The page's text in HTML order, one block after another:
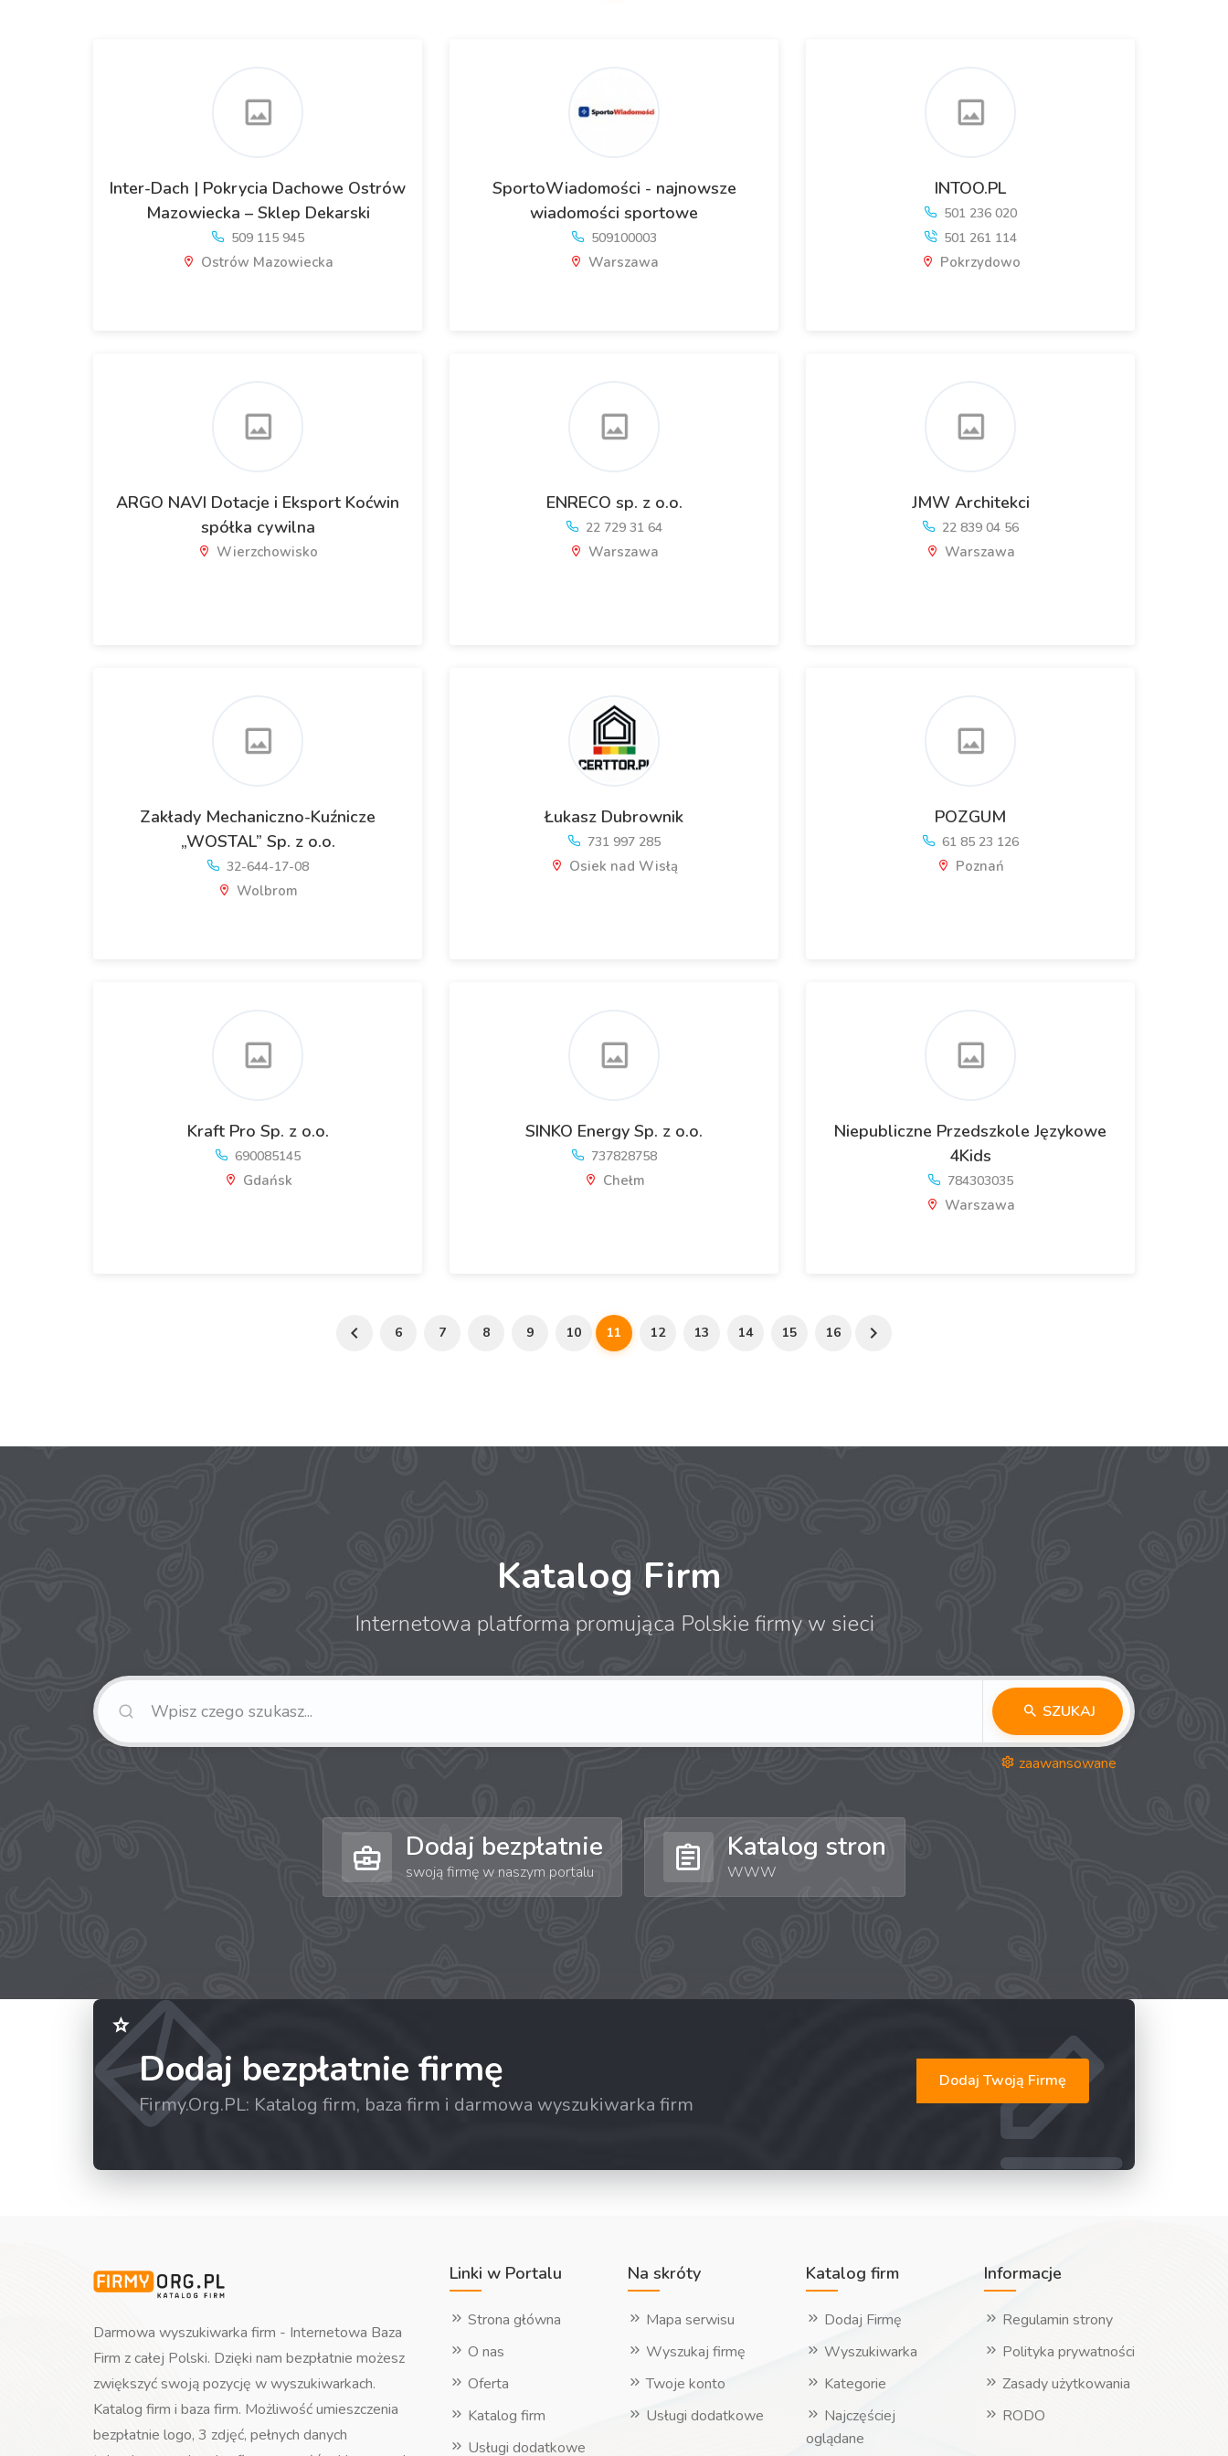
Inter-Dach | Pokrycia Dachowe Ostrów
Mazowiecka – Sklep Dekarski
509 115 945
Ostrów Mazowiecka
SportoWiadomości - najnowsze
wiadomości sportowe
509100003
Warszawa
INTOO.PL
501 236 020
501 261 114
Pokrzydowo
ARGO NAVI Dotacje i Eksport Koćwin
spółka cywilna
Wierzchowisko
ENRECO sp. z o.o.
22 729 31 64
Warszawa
JMW Architekci
22 839 04 56
Warszawa
Zakłady Mechaniczno-Kuźnicze
„WOSTAL” Sp. z o.o.
32-644-17-08
Wolbrom
Łukasz Dubrownik
731 997 285
Osiek nad Wisłą
POZGUM
61 85 23 126
Poznań
Kraft Pro Sp. z o.o.
690085145
Gdańsk
SINKO Energy Sp. z o.o.
737828758
Chełm
Niepubliczne Przedszkole Językowe
4Kids
784303035
Warszawa
6 7 8 9 10 11 12 13 14 15 16
Katalog Firm
Internetowa platforma promująca Polskie firmy w sieci
SZUKAJ
zaawansowane
Dodaj bezpłatnie
swoją firmę w naszym portalu
Katalog stron
WWW
Dodaj bezpłatnie firmę
Firmy.Org.PL: Katalog firm, baza firm i darmowa wyszukiwarka firm
Dodaj Twoją Firmę
Darmowa wyszukiwarka firm - Internetowa Baza
Firm z całej Polski. Dzięki nam bezpłatnie możesz
zwiększyć swoją pozycję w wyszukiwarkach.
Katalog firm i baza firm. Możliwość umieszczenia
bezpłatnie logo, 3 zdjęć, pełnych danych
Linki w Portalu
Strona główna
O nas
Oferta
Katalog firm
Usługi dodatkowe
Na skróty
Mapa serwisu
Wyszukaj firmę
Twoje konto
Usługi dodatkowe
Katalog firm
Dodaj Firmę
Wyszukiwarka
Kategorie
Najczęściej
oglądane
Informacje
Regulamin strony
Polityka prywatności
Zasady użytkowania
RODO